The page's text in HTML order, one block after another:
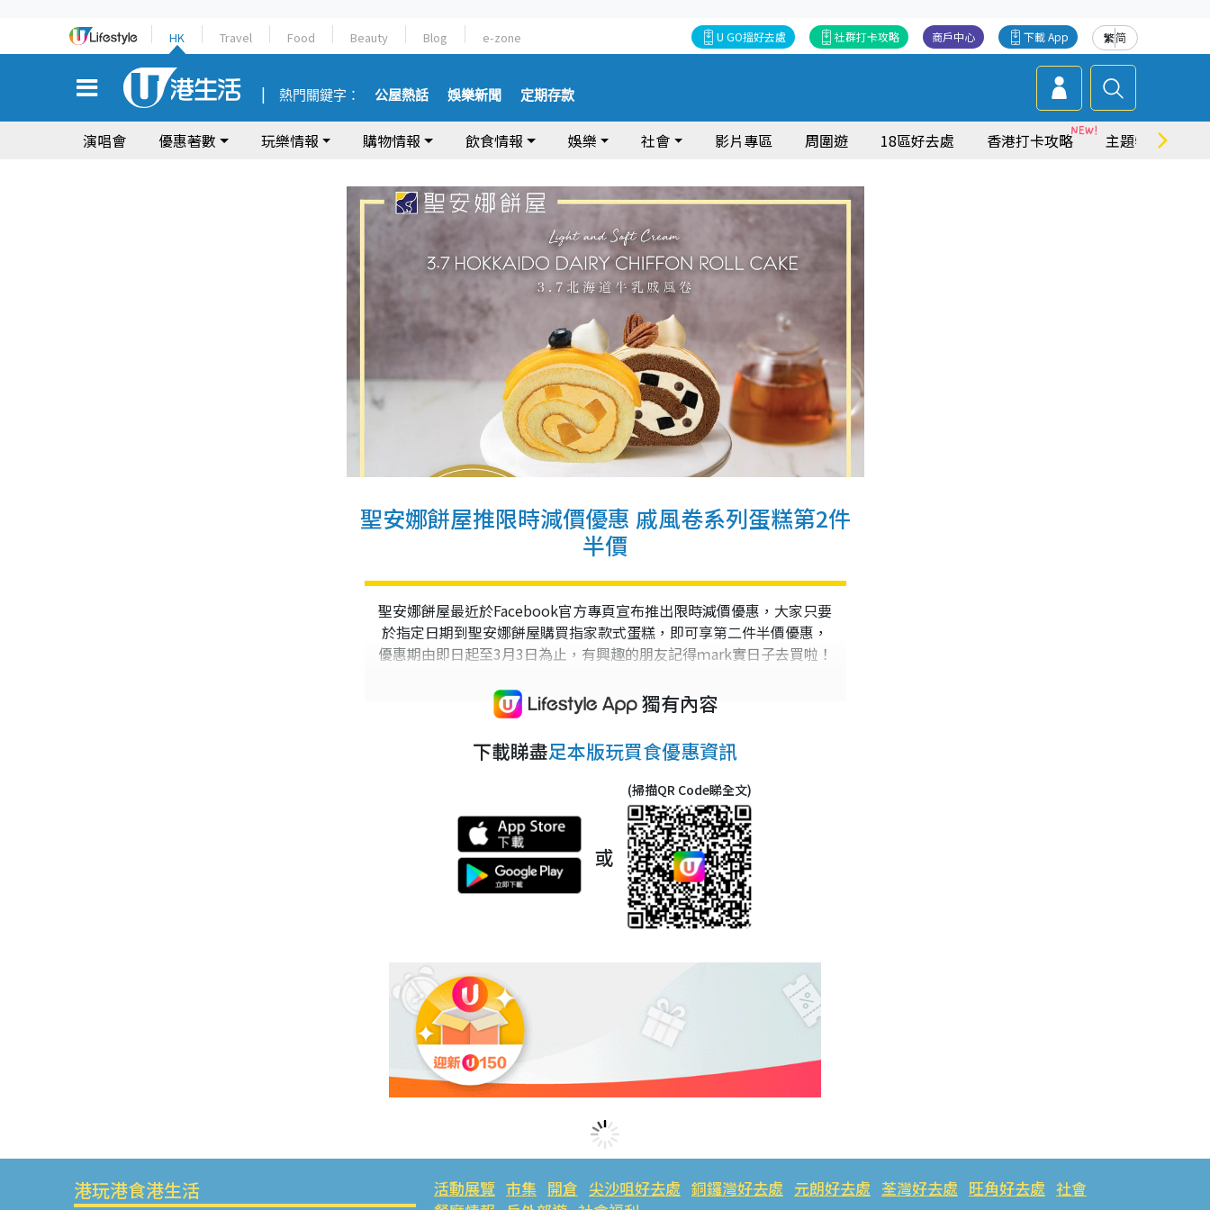
HK Travel Food Beauty Blog e-zone 繁简
下載 App
商戶中心
社群打卡攻略
U GO搵好去處
熱門關鍵字： 公屋熱話 娛樂新聞 定期存款
演唱會 優惠著數 玩樂情報 購物情報 飲食情報 娛樂 社會 影片專區 周圍遊 18區好去處 香港打卡攻略 主題特集
聖安娜餅屋推限時減價優惠 戚風卷系列蛋糕第2件
半價
聖安娜餅屋最近於Facebook官方專頁宣布推出限時減價優惠，大家只要
於指定日期到聖安娜餅屋購買指家款式蛋糕，即可享第二件半價優惠，
優惠期由即日起至3月3日為止，有興趣的朋友記得ｍark實日子去買啦！
獨有內容
下載睇盡足本版玩買食優惠資訊
或
(掃描QR Code睇全文)
港玩港食港生活 活動展覽 市集 開倉 尖沙咀好去處 銅鑼灣好去處 元朗好去處 荃灣好去處 旺角好去處 社會